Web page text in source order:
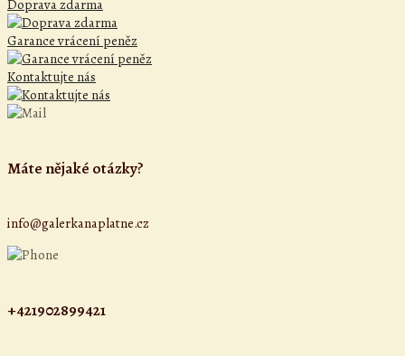
Doprava zdarma
Garance vrácení peněz
Kontaktujte nás
Máte nějaké otázky?
info@galerkanaplatne.cz
+421902899421